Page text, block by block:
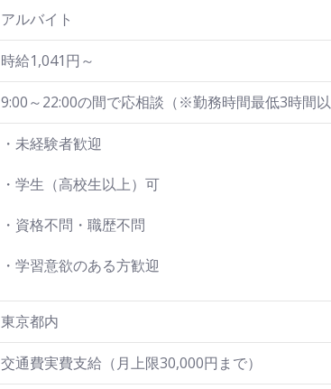
アルバイト
時給1,041円～
9:00～22:00の間で応相談（※勤務時間最低3時間以
・未経験者歓迎
・学生（高校生以上）可
・資格不問・職歴不問
・学習意欲のある方歓迎
東京都内
交通費実費支給（月上限30,000円まで）